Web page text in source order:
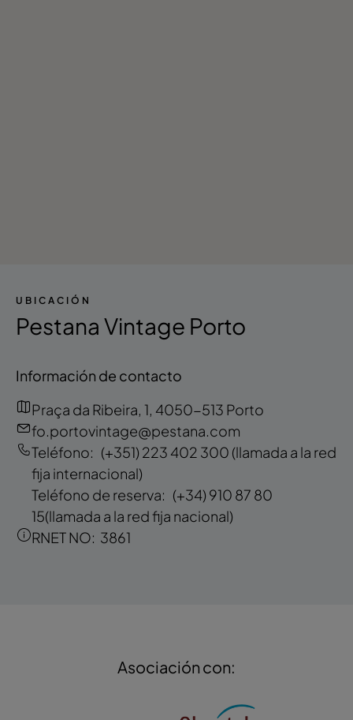
UBICACIÓN
Pestana Vintage Porto
Información de contacto
Praça da Ribeira, 1, 4050-513 Porto
fo.portovintage@pestana.com
Teléfono: (+351) 223 402 300 (llamada a la red
fija internacional)
Teléfono de reserva: (+34) 910 87 80
15(llamada a la red fija nacional)
RNET NO: 3861
Asociación con: